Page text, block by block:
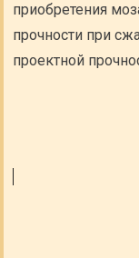
приобретения
прочности при
проектной